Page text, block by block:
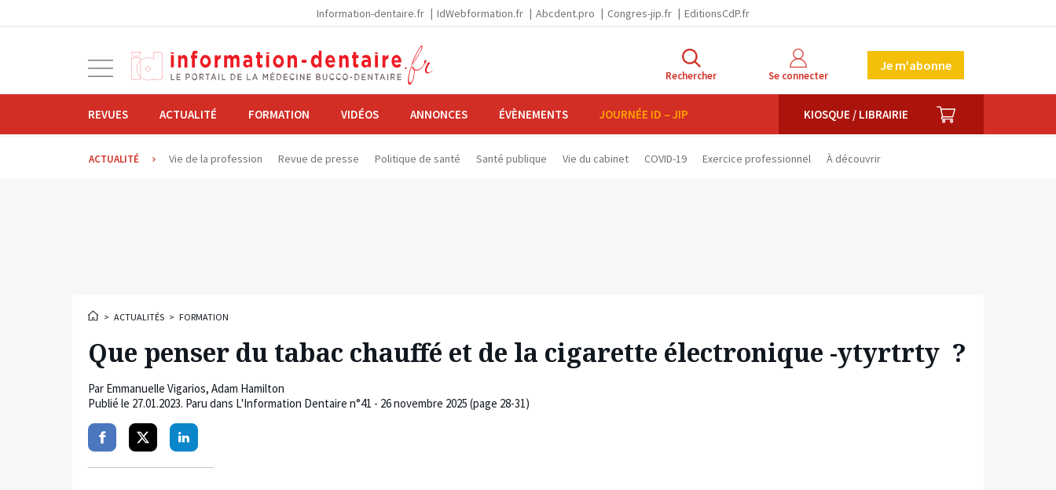
Information-dentaire.fr IdWebformation.fr Abcdent.pro Congres-jip.fr EditionsCdP.fr
navigation
Rechercher Se connecter
Je m'abonne
REVUES ACTUALITÉ FORMATION VIDÉOS ANNONCES ÉVÈNEMENTS JOURNÉE ID – JIP KIOSQUE / LIBRAIRIE PANIER
ACTUALITÉ Vie de la profession Revue de presse Politique de santé Santé publique Vie du cabinet COVID-19 Exercice professionnel À découvrir
> ACTUALITÉS > FORMATION
Que penser du tabac chauffé et de la cigarette électronique -ytyrtrty ?
Par Emmanuelle Vigarios, Adam Hamilton
Publié le 27.01.2023. Paru dans L'Information Dentaire n°41 - 26 novembre 2025 (page 28-31)
PartagerPartagerPartager